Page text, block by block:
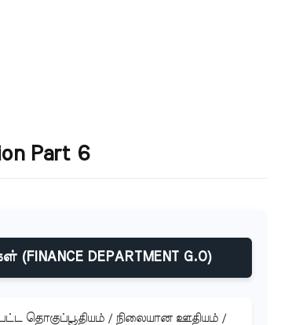
Part 6
DEPARTMENT G.O)
தொகுப்பூதியம் / நிலையான ஊதியம் /